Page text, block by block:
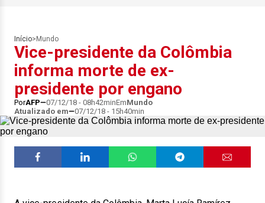
Início> Mundo
Vice-presidente da Colômbia
informa morte de ex-
presidente por engano
PorAFP 07/12/18 - 08h42minEmMundo
Atualizado em
07/12/18 - 15h40min